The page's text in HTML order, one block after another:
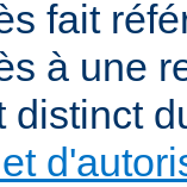
fait
à une
distinct